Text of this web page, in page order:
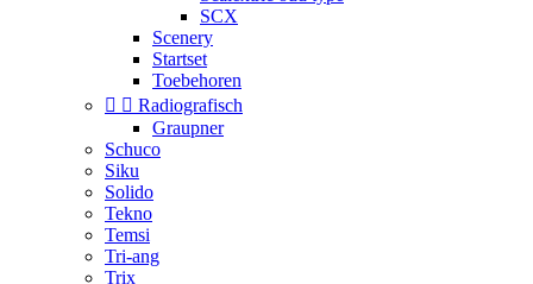
SCX
Scenery
Startset
Toebehoren
  Radiografisch
Graupner
Schuco
Siku
Solido
Tekno
Temsi
Tri-ang
Trix